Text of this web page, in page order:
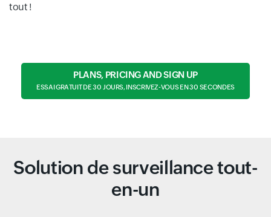
tout !
PLANS, PRICING AND SIGN UP
ESSAI GRATUIT DE 30 JOURS, INSCRIVEZ-VOUS EN 30 SECONDES
Solution de surveillance tout-
en-un